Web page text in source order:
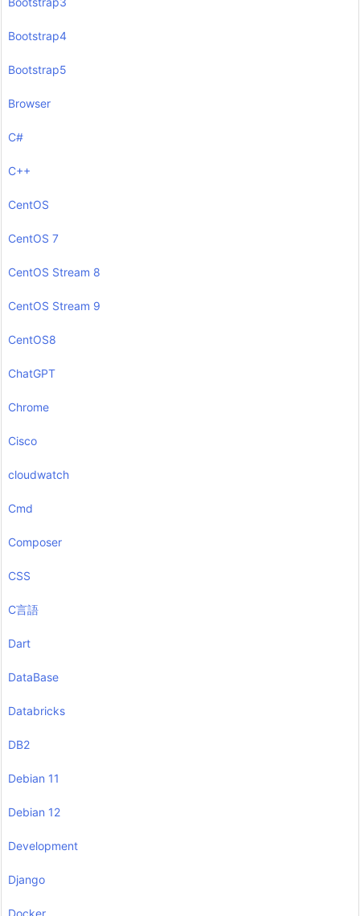
Bootstrap4
Bootstrap5
Browser
C#
C++
CentOS
CentOS 7
CentOS Stream 8
CentOS Stream 9
CentOS8
ChatGPT
Chrome
Cisco
cloudwatch
Cmd
Composer
CSS
C言語
Dart
DataBase
Databricks
DB2
Debian 11
Debian 12
Development
Django
Docker